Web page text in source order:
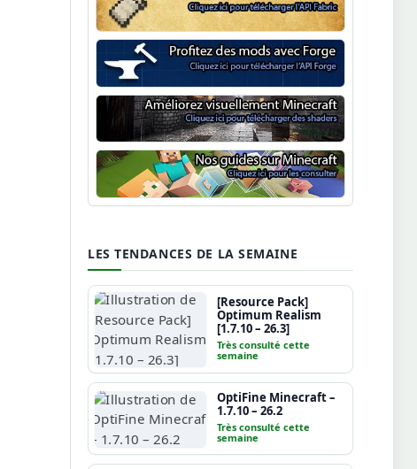
Minecraft Fabric
Minecraft Forge
Shaders Minecraft
Guide Minecraft
LES TENDANCES DE LA SEMAINE
[Resource Pack]
Optimum Realism
[1.7.10 – 26.3]
Très consulté cette
semaine
OptiFine Minecraft –
1.7.10 – 26.2
Très consulté cette
semaine